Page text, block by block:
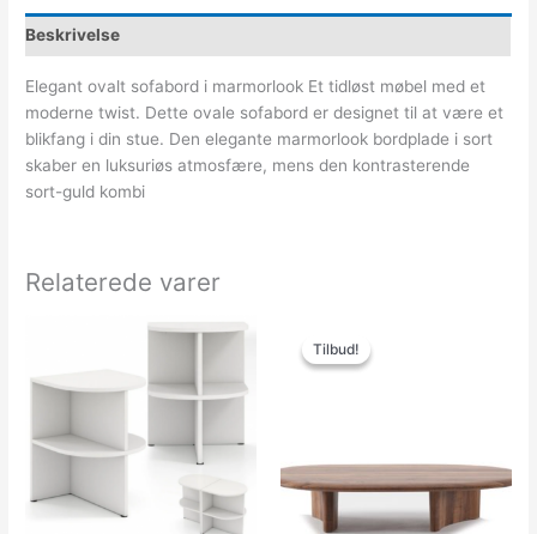
Beskrivelse
Elegant ovalt sofabord i marmorlook Et tidløst møbel med et
moderne twist. Dette ovale sofabord er designet til at være et
blikfang i din stue. Den elegante marmorlook bordplade i sort
skaber en luksuriøs atmosfære, mens den kontrasterende
sort-guld kombi
Relaterede varer
Tilbud!
Tilbud!